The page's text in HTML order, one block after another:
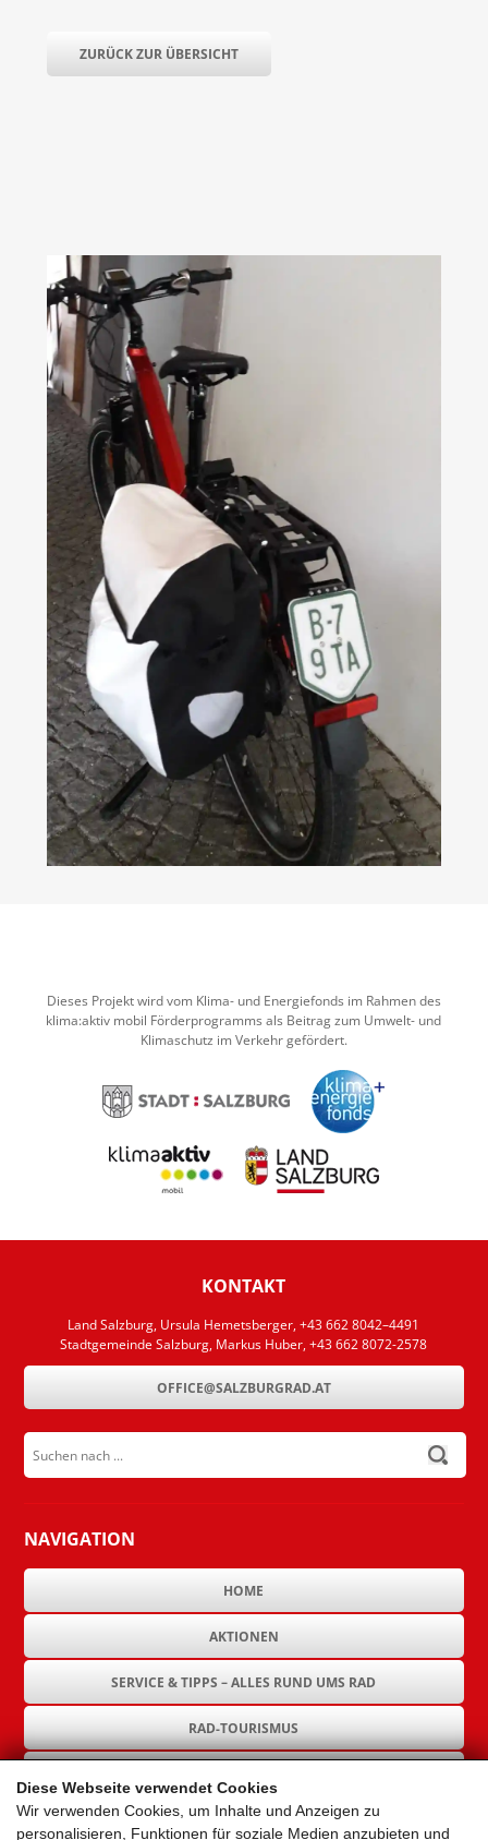
Diese Webseite verwendet Cookies
Wir verwenden Cookies, um Inhalte und Anzeigen zu
personalisieren, Funktionen für soziale Medien anzubieten und
ZURÜCK ZUR ÜBERSICHT
Dieses Projekt wird vom Klima- und Energiefonds im Rahmen des
klima:aktiv mobil Förderprogramms als Beitrag zum Umwelt- und
Klimaschutz im Verkehr gefördert.
KONTAKT
Land Salzburg, Ursula Hemetsberger, +43 662 8042–4491
Stadtgemeinde Salzburg, Markus Huber, +43 662 8072-2578
OFFICE@SALZBURGRAD.AT
Suchen nach ...
submit
NAVIGATION
HOME
AKTIONEN
SERVICE & TIPPS – ALLES RUND UMS RAD
RAD-TOURISMUS
GEMEINDEN